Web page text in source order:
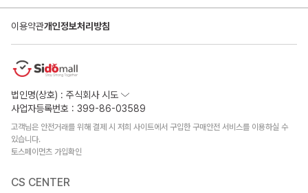
이용약관개인정보처리방침
법인명(상호) : 주식회사 시도
사업자등록번호 : 399-86-03589
고객님은 안전거래를 위해 결제 시 저희 사이트에서 구입한 구매안전 서비스를 이용하실 수
있습니다.
토스페이먼츠 가입확인
CS CENTER